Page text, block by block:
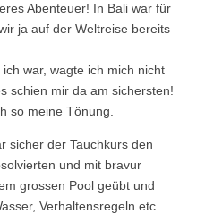
Abenteuer! In Bali war für
ja auf der Weltreise bereits
verbrachten.
ich mich nicht
schien mir da am sichersten!
so meine Tönung.
sicher der Tauchkurs den
und mit bravur
grossen Pool geübt und
Verhaltensregeln etc.